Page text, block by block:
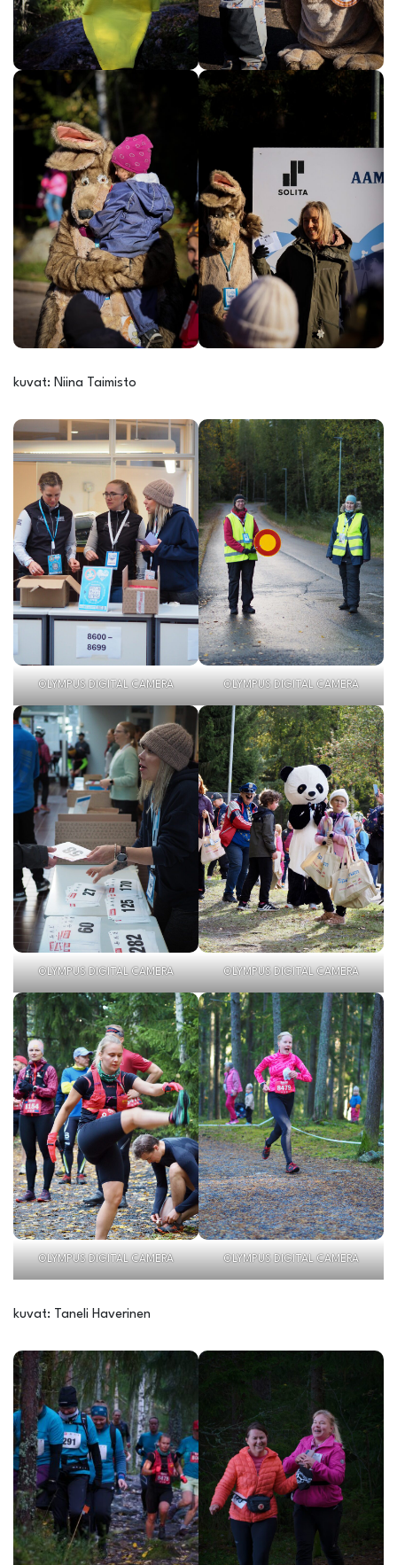
kuvat: Niina Taimisto
OLYMPUS DIGITAL CAMERA OLYMPUS DIGITAL CAMERA
OLYMPUS DIGITAL CAMERA OLYMPUS DIGITAL CAMERA
OLYMPUS DIGITAL CAMERA OLYMPUS DIGITAL CAMERA
kuvat: Taneli Haverinen